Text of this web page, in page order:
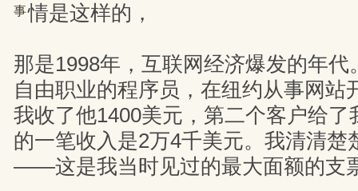
事情是这样的，
那是1998年，互联网经济爆发的年代
自由职业的程序员，在纽约从事网站
我收了他1400美元，第二个客户给了
的一笔收入是2万4千美元。我清清楚
——这是我当时见过的最大面额的支